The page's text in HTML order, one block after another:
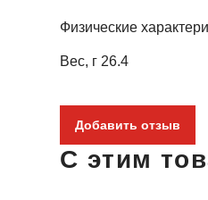
Физические
Вес, г 26.4
Добавить отзыв
С этим